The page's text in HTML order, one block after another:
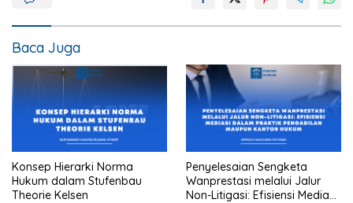
Baca Juga
Konsep Hierarki Norma
Hukum dalam Stufenbau
Theorie Kelsen
Penyelesaian Sengketa
Wanprestasi melalui Jalur
Non-Litigasi: Efisiensi Mediasi